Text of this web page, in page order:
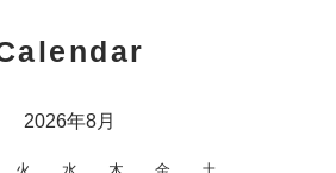
2026年8月